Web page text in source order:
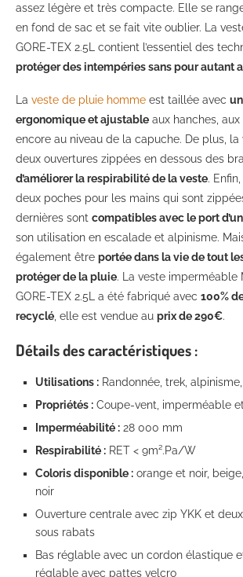
assez légère et très compacte. Elle se
en fond de sac et se fait vite oublier. La
GORE-TEX 2.5L contient l’essentiel des
protéger des intempéries sans pour autant
La veste de pluie homme est taillée avec
ergonomique et ajustable aux hanches,
encore au niveau de la capuche. De plus,
deux ouvertures zippées en dessous des
d’améliorer la respirabilité de la veste.
deux poches pour les mains qui sont
dernières sont compatibles avec le port
son utilisation en escalade et alpinisme.
également être portée dans la vie de tout
protéger de la pluie. La veste imperméable
GORE-TEX 2.5L a été fabriqué avec 100%
recyclé , elle est vendue au prix de 290€.
Détails des caractéristiques :
Utilisations : Randonnée, trek,
Propriétés : Coupe-vent, imperméable
Imperméabilité : 28 000 mm
Respirabilité : RET < 9m².Pa/W
Coloris disponible : orange et noir,
noir
Ouverture centrale avec zip YKK et
sous rabats
Bas réglable avec un cordon élastique
réglable avec pattes velcro